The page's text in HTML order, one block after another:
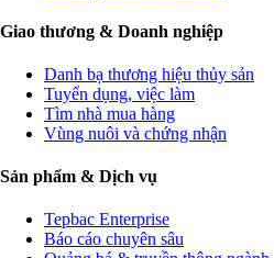
Giao thương & Doanh nghiệp
Danh bạ thương hiệu thủy sản
Tuyển dụng, việc làm
Tìm nhà mua hàng
Vùng nuôi và chứng nhận
Sản phẩm & Dịch vụ
Tepbac Enterprise
Báo cáo chuyên sâu